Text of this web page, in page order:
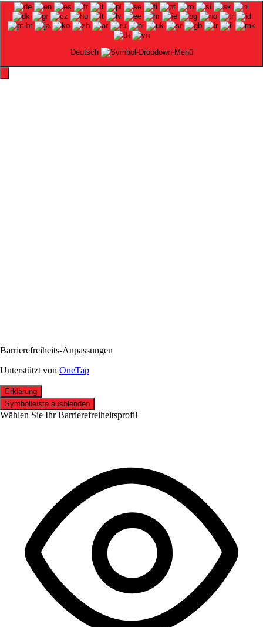
Deutsch
Barrierefreiheits-Anpassungen
Unterstützt von OneTap
Erklärung
Symbolleiste ausblenden
Wählen Sie Ihr Barrierefreiheitsprofil